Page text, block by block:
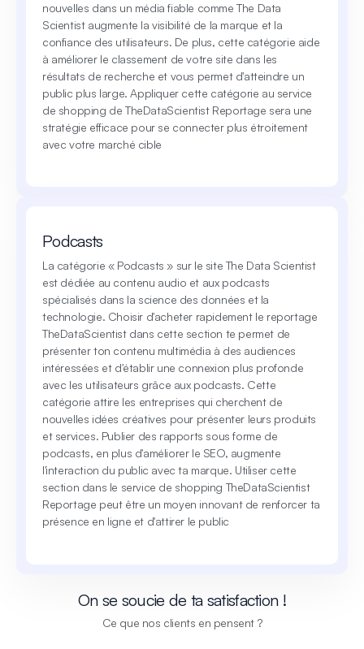
nouvelles dans un média fiable comme The Data
Scientist augmente la visibilité de la marque et la
confiance des utilisateurs. De plus, cette catégorie aide
à améliorer le classement de votre site dans les
résultats de recherche et vous permet d'atteindre un
public plus large. Appliquer cette catégorie au service
de shopping de TheDataScientist Reportage sera une
stratégie efficace pour se connecter plus étroitement
avec votre marché cible
Podcasts
La catégorie « Podcasts » sur le site The Data Scientist
est dédiée au contenu audio et aux podcasts
spécialisés dans la science des données et la
technologie. Choisir d'acheter rapidement le reportage
TheDataScientist dans cette section te permet de
présenter ton contenu multimédia à des audiences
intéressées et d'établir une connexion plus profonde
avec les utilisateurs grâce aux podcasts. Cette
catégorie attire les entreprises qui cherchent de
nouvelles idées créatives pour présenter leurs produits
et services. Publier des rapports sous forme de
podcasts, en plus d'améliorer le SEO, augmente
l'interaction du public avec ta marque. Utiliser cette
section dans le service de shopping TheDataScientist
Reportage peut être un moyen innovant de renforcer ta
présence en ligne et d'attirer le public
On se soucie de ta satisfaction !
Ce que nos clients en pensent ?